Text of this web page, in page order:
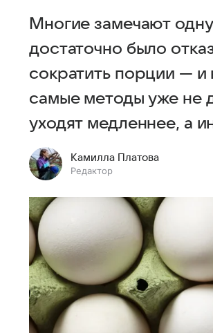
Многие замечают
достаточно было
сократить порции —
самые методы уже не
уходят медленнее, а
Камилла Платова
Редактор